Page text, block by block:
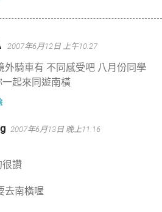
2007年6月12日 上午10:27
外騎車有 不同感受吧 八月份同學
一起來同遊南橫
2007年6月13日 晚上11:16
很讚
去南橫喔